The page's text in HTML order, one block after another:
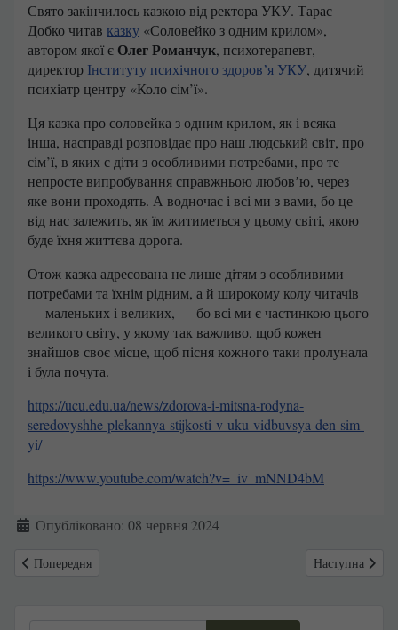
Свято закінчилось казкою від ректора УКУ. Тарас
Добко читав казку «Соловейко з одним крилом»,
автором якої є Олег Романчук, психотерапевт,
директор Інституту психічного здоровʼя УКУ, дитячий
психіатр центру «Коло сім’ї».
Ця казка про соловейка з одним крилом, як і всяка
інша, насправді розповідає про наш людський світ, про
сім’ї, в яких є діти з особливими потребами, про те
непросте випробування справжньою любовʼю, через
яке вони проходять. А водночас і всі ми з вами, бо це
від нас залежить, як їм житиметься у цьому світі, якою
буде їхня життєва дорога.
Отож казка адресована не лише дітям з особливими
потребами та їхнім рідним, а й широкому колу читачів
— маленьких і великих, — бо всі ми є частинкою цього
великого світу, у якому так важливо, щоб кожен
знайшов своє місце, щоб пісня кожного таки пролунала
і була почута.
https://ucu.edu.ua/news/zdorova-i-mitsna-rodyna-
seredovyshhe-plekannya-stijkosti-v-uku-vidbuvsya-den-sim-
yi/
https://www.youtube.com/watch?v=_iv_mNND4bM
ДеталіОпубліковано: 08 червня 2024
Попередня стаття: Мелінда Гейтс оголосила про пожертвування
Попередня Наступна
Наступна